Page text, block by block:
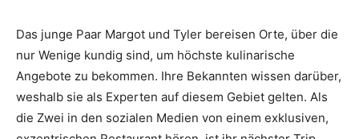
Das junge Paar Margot und Tyler bereisen Orte, über die
nur Wenige kundig sind, um höchste kulinarische
Angebote zu bekommen. Ihre Bekannten wissen darüber,
weshalb sie als Experten auf diesem Gebiet gelten. Als
die Zwei in den sozialen Medien von einem exklusiven,